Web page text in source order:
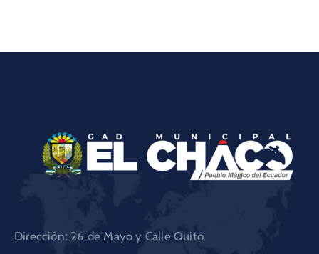
Dirección: 26 de Mayo y Calle Quito